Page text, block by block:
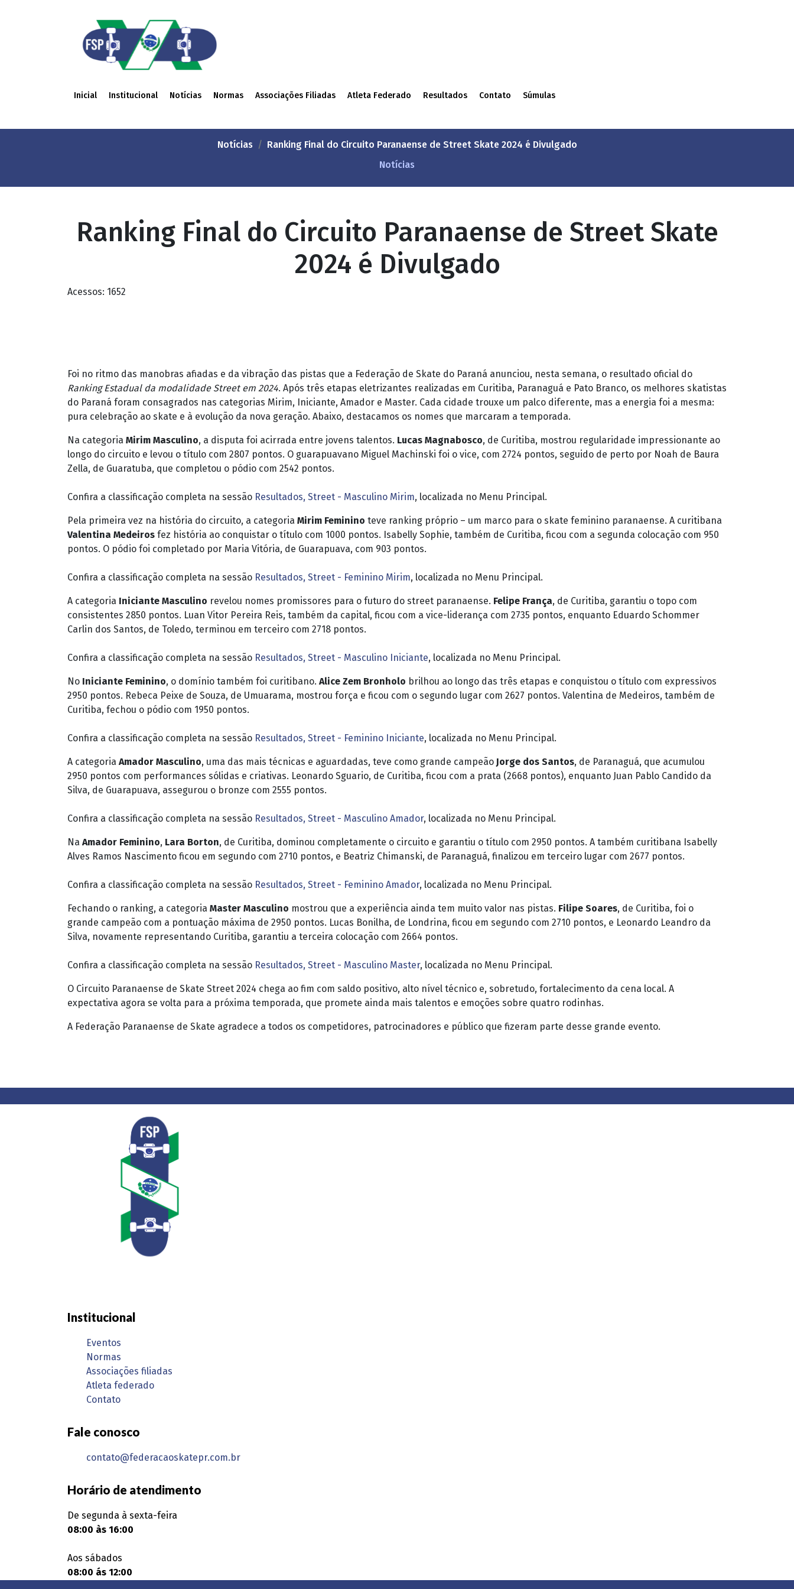
Inicial Institucional Notícias Normas Associações Filiadas Atleta Federado Resultados Contato Súmulas
Notícias
Ranking Final do Circuito Paranaense de Street Skate 2024 é Divulgado
Notícias
Ranking Final do Circuito Paranaense de Street Skate
2024 é Divulgado
Acessos: 1652
Foi no ritmo das manobras afiadas e da vibração das pistas que a Federação de Skate do Paraná anunciou, nesta semana, o resultado oficial do
Ranking Estadual da modalidade Street em 2024. Após três etapas eletrizantes realizadas em Curitiba, Paranaguá e Pato Branco, os melhores skatistas
do Paraná foram consagrados nas categorias Mirim, Iniciante, Amador e Master. Cada cidade trouxe um palco diferente, mas a energia foi a mesma:
pura celebração ao skate e à evolução da nova geração. Abaixo, destacamos os nomes que marcaram a temporada.
Na categoria Mirim Masculino, a disputa foi acirrada entre jovens talentos. Lucas Magnabosco, de Curitiba, mostrou regularidade impressionante ao
longo do circuito e levou o título com 2807 pontos. O guarapuavano Miguel Machinski foi o vice, com 2724 pontos, seguido de perto por Noah de Baura
Zella, de Guaratuba, que completou o pódio com 2542 pontos.
Confira a classificação completa na sessão Resultados, Street - Masculino Mirim, localizada no Menu Principal.
Pela primeira vez na história do circuito, a categoria Mirim Feminino teve ranking próprio – um marco para o skate feminino paranaense. A curitibana
Valentina Medeiros fez história ao conquistar o título com 1000 pontos. Isabelly Sophie, também de Curitiba, ficou com a segunda colocação com 950
pontos. O pódio foi completado por Maria Vitória, de Guarapuava, com 903 pontos.
Confira a classificação completa na sessão Resultados, Street - Feminino Mirim, localizada no Menu Principal.
A categoria Iniciante Masculino revelou nomes promissores para o futuro do street paranaense. Felipe França, de Curitiba, garantiu o topo com
consistentes 2850 pontos. Luan Vitor Pereira Reis, também da capital, ficou com a vice-liderança com 2735 pontos, enquanto Eduardo Schommer
Carlin dos Santos, de Toledo, terminou em terceiro com 2718 pontos.
Confira a classificação completa na sessão Resultados, Street - Masculino Iniciante, localizada no Menu Principal.
No Iniciante Feminino, o domínio também foi curitibano. Alice Zem Bronholo brilhou ao longo das três etapas e conquistou o título com expressivos
2950 pontos. Rebeca Peixe de Souza, de Umuarama, mostrou força e ficou com o segundo lugar com 2627 pontos. Valentina de Medeiros, também de
Curitiba, fechou o pódio com 1950 pontos.
Confira a classificação completa na sessão Resultados, Street - Feminino Iniciante, localizada no Menu Principal.
A categoria Amador Masculino, uma das mais técnicas e aguardadas, teve como grande campeão Jorge dos Santos, de Paranaguá, que acumulou
2950 pontos com performances sólidas e criativas. Leonardo Sguario, de Curitiba, ficou com a prata (2668 pontos), enquanto Juan Pablo Candido da
Silva, de Guarapuava, assegurou o bronze com 2555 pontos.
Confira a classificação completa na sessão Resultados, Street - Masculino Amador, localizada no Menu Principal.
Na Amador Feminino, Lara Borton, de Curitiba, dominou completamente o circuito e garantiu o título com 2950 pontos. A também curitibana Isabelly
Alves Ramos Nascimento ficou em segundo com 2710 pontos, e Beatriz Chimanski, de Paranaguá, finalizou em terceiro lugar com 2677 pontos.
Confira a classificação completa na sessão Resultados, Street - Feminino Amador, localizada no Menu Principal.
Fechando o ranking, a categoria Master Masculino mostrou que a experiência ainda tem muito valor nas pistas. Filipe Soares, de Curitiba, foi o
grande campeão com a pontuação máxima de 2950 pontos. Lucas Bonilha, de Londrina, ficou em segundo com 2710 pontos, e Leonardo Leandro da
Silva, novamente representando Curitiba, garantiu a terceira colocação com 2664 pontos.
Confira a classificação completa na sessão Resultados, Street - Masculino Master, localizada no Menu Principal.
O Circuito Paranaense de Skate Street 2024 chega ao fim com saldo positivo, alto nível técnico e, sobretudo, fortalecimento da cena local. A
expectativa agora se volta para a próxima temporada, que promete ainda mais talentos e emoções sobre quatro rodinhas.
A Federação Paranaense de Skate agradece a todos os competidores, patrocinadores e público que fizeram parte desse grande evento.
Institucional
Eventos
Normas
Associações filiadas
Atleta federado
Contato
Fale conosco
contato@federacaoskatepr.com.br
Horário de atendimento
De segunda à sexta-feira
08:00 às 16:00
Aos sábados
08:00 ás 12:00